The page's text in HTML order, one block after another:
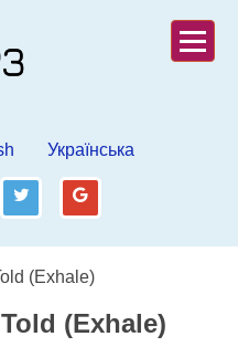
Українська
tw gp
(Exhale)
(Exhale)